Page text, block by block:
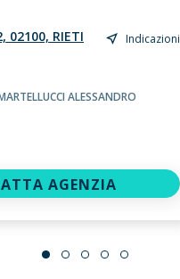
02100, RIETI
Indicazioni
ALESSANDRO
AGENZIA